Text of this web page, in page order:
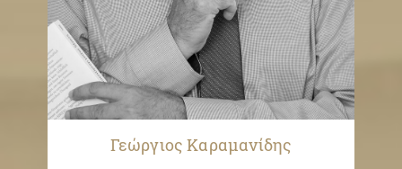
Γεώργιος Καραμανίδης